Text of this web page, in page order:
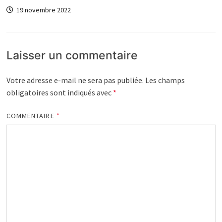
19 novembre 2022
Laisser un commentaire
Votre adresse e-mail ne sera pas publiée. Les champs
obligatoires sont indiqués avec *
COMMENTAIRE *